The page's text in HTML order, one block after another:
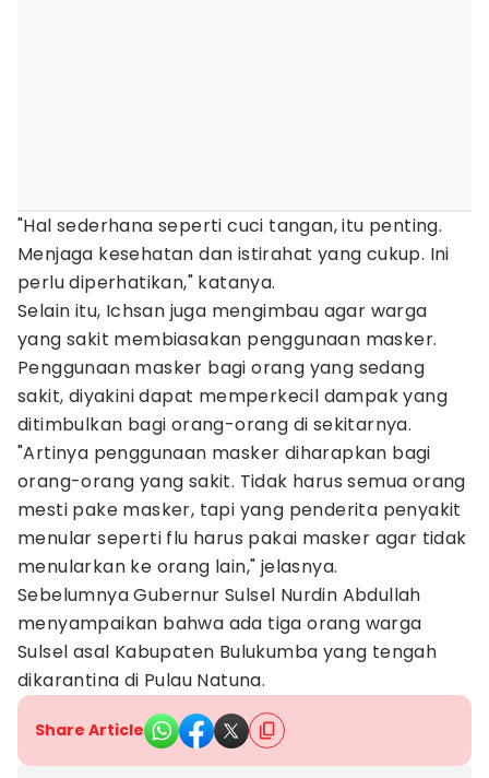
"Hal sederhana seperti cuci tangan, itu penting.
Menjaga kesehatan dan istirahat yang cukup. Ini
perlu diperhatikan," katanya.
Selain itu, Ichsan juga mengimbau agar warga
yang sakit membiasakan penggunaan masker.
Penggunaan masker bagi orang yang sedang
sakit, diyakini dapat memperkecil dampak yang
ditimbulkan bagi orang-orang di sekitarnya.
"Artinya penggunaan masker diharapkan bagi
orang-orang yang sakit. Tidak harus semua orang
mesti pake masker, tapi yang penderita penyakit
menular seperti flu harus pakai masker agar tidak
menularkan ke orang lain," jelasnya.
Sebelumnya Gubernur Sulsel Nurdin Abdullah
menyampaikan bahwa ada tiga orang warga
Sulsel asal Kabupaten Bulukumba yang tengah
dikarantina di Pulau Natuna.
Share Article